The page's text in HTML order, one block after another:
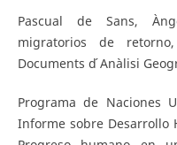
Pascual de Sans,
migratorios de
Documents d ́Anàlisi
Programa de Naciones
Informe sobre Desarrollo